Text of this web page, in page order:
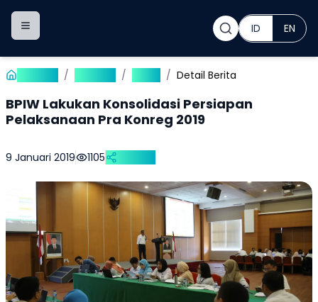
Toggle navigation menu ID EN
/ / / Detail Berita
BPIW Lakukan Konsolidasi Persiapan
Pelaksanaan Pra Konreg 2019
9 Januari 2019 1105